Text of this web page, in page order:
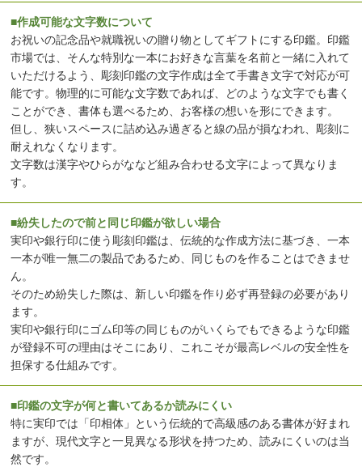
■作成可能な文字数について
お祝いの記念品や就職祝いの贈り物としてギフトにする印鑑。印鑑
市場では、そんな特別な一本にお好きな言葉を名前と一緒に入れて
いただけるよう、彫刻印鑑の文字作成は全て手書き文字で対応が可
能です。物理的に可能な文字数であれば、どのような文字でも書く
ことができ、書体も選べるため、お客様の想いを形にできます。
但し、狭いスペースに詰め込み過ぎると線の品が損なわれ、彫刻に
耐えれなくなります。
文字数は漢字やひらがななど組み合わせる文字によって異なりま
す。
■紛失したので前と同じ印鑑が欲しい場合
実印や銀行印に使う彫刻印鑑は、伝統的な作成方法に基づき、一本
一本が唯一無二の製品であるため、同じものを作ることはできませ
ん。
そのため紛失した際は、新しい印鑑を作り必ず再登録の必要があり
ます。
実印や銀行印にゴム印等の同じものがいくらでもできるような印鑑
が登録不可の理由はそこにあり、これこそが最高レベルの安全性を
担保する仕組みです。
■印鑑の文字が何と書いてあるか読みにくい
特に実印では「印相体」という伝統的で高級感のある書体が好まれ
ますが、現代文字と一見異なる形状を持つため、読みにくいのは当
然です。